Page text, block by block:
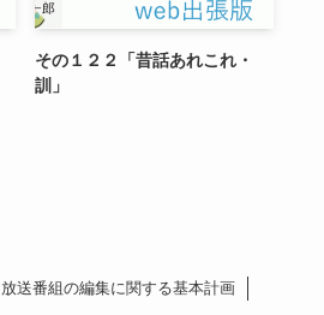
その１２２「昔話あれこれ・
訓」
放送番組の編集に関する基本計画